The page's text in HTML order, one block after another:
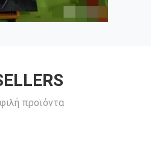
προϊόντα